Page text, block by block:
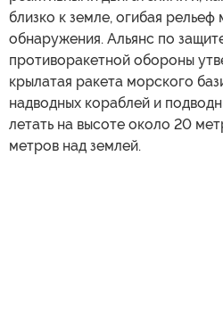
близко к земле, огибая рельеф
обнаружения. Альянс по
противоракетной обороны
крылатая ракета морского
надводных кораблей и
летать на высоте около 20
метров над землей.